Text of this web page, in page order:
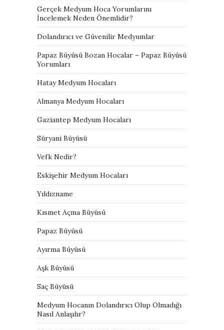
Gerçek Medyum Hoca Yorumlarını
İncelemek Neden Önemlidir?
Dolandırıcı ve Güvenilir Medyumlar
Papaz Büyüsü Bozan Hocalar – Papaz Büyüsü
Yorumları
Hatay Medyum Hocaları
Almanya Medyum Hocaları
Gaziantep Medyum Hocaları
Süryani Büyüsü
Vefk Nedir?
Eskişehir Medyum Hocaları
Yıldızname
Kısmet Açma Büyüsü
Papaz Büyüsü
Ayırma Büyüsü
Aşk Büyüsü
Saç Büyüsü
Medyum Hocanın Dolandırıcı Olup Olmadığı
Nasıl Anlaşılır?